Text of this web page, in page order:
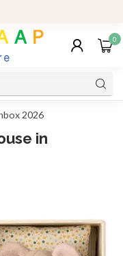
0
2026
in